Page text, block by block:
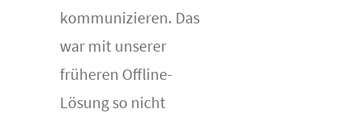
kommunizieren. Das
war mit unserer
früheren Offline-
Lösung so nicht